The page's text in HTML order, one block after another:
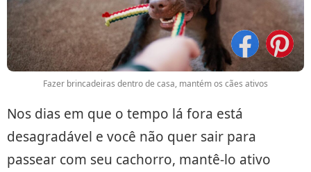
Fazer brincadeiras dentro de casa, mantém os cães ativos
Nos dias em que o tempo lá fora está
desagradável e você não quer sair para
passear com seu cachorro, mantê-lo ativo